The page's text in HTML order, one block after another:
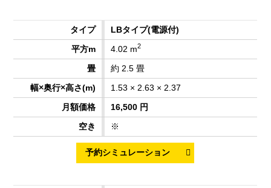
LBタイプ(電源付)
4.02 m2
約 2.5 畳
1.53 × 2.63 × 2.37
16,500 円
※